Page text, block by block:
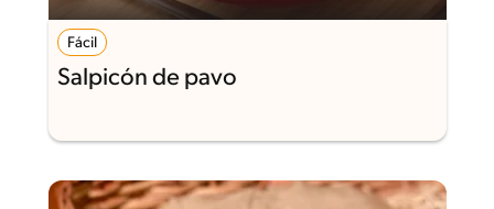
Fácil
Salpicón de pavo